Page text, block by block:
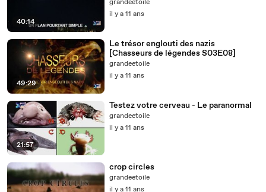
40:14
grandeetoile
il y a 11 ans
49:29
Le trésor englouti des nazis
[Chasseurs de légendes S03E08]
grandeetoile
il y a 11 ans
21:57
Testez votre cerveau - Le paranormal
grandeetoile
il y a 11 ans
crop circles
grandeetoile
il y a 11 ans